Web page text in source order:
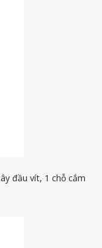
đầu vít, 1 chỗ cắm